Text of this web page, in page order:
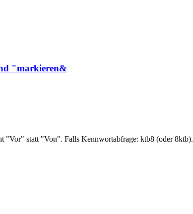
"markieren&
"Vor" statt "Von". Falls Kennwortabfrage: ktb8 (oder 8ktb).